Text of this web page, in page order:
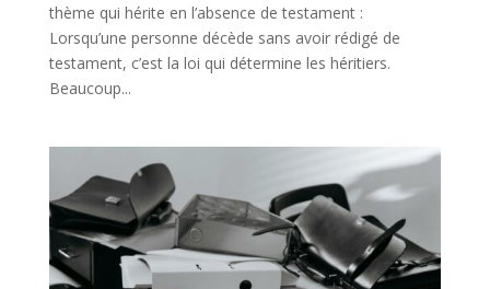
thème qui hérite en l’absence de testament :
Lorsqu’une personne décède sans avoir rédigé de
testament, c’est la loi qui détermine les héritiers.
Beaucoup...